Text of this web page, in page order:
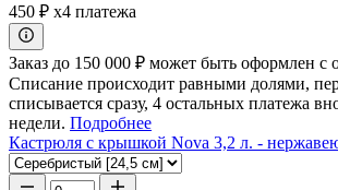
450 ₽ x4 платежа
Заказ до 150 000 ₽ может быть оформлен с
Списание происходит равными долями,
списывается сразу, 4 остальных платежа
недели. Подробнее
Кастрюля с крышкой Nova 3,2 л. -